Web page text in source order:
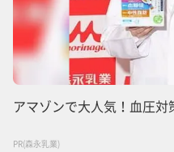
アマゾンで大人気！血圧
PR(森永乳業)